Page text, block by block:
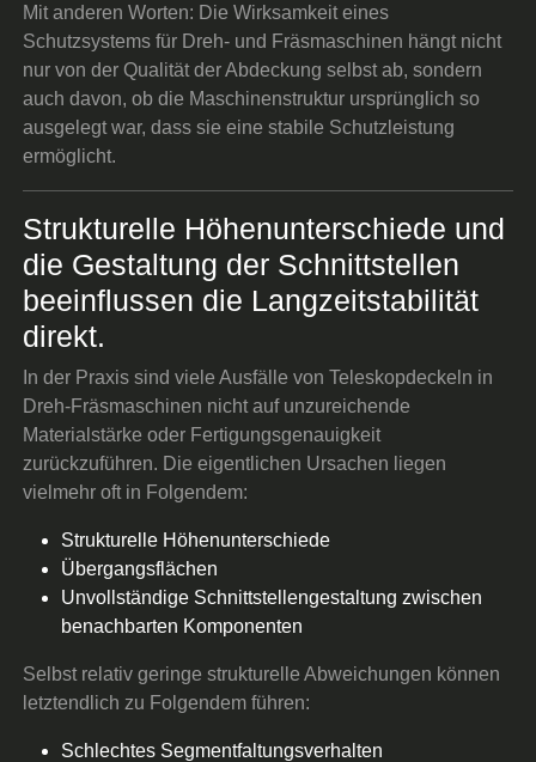
Mit anderen Worten: Die Wirksamkeit eines
Schutzsystems für Dreh- und Fräsmaschinen hängt nicht
nur von der Qualität der Abdeckung selbst ab, sondern
auch davon, ob die Maschinenstruktur ursprünglich so
ausgelegt war, dass sie eine stabile Schutzleistung
ermöglicht.
Strukturelle Höhenunterschiede und
die Gestaltung der Schnittstellen
beeinflussen die Langzeitstabilität
direkt.
In der Praxis sind viele Ausfälle von Teleskopdeckeln in
Dreh-Fräsmaschinen nicht auf unzureichende
Materialstärke oder Fertigungsgenauigkeit
zurückzuführen. Die eigentlichen Ursachen liegen
vielmehr oft in Folgendem:
Strukturelle Höhenunterschiede
Übergangsflächen
Unvollständige Schnittstellengestaltung zwischen
benachbarten Komponenten
Selbst relativ geringe strukturelle Abweichungen können
letztendlich zu Folgendem führen:
Schlechtes Segmentfaltungsverhalten